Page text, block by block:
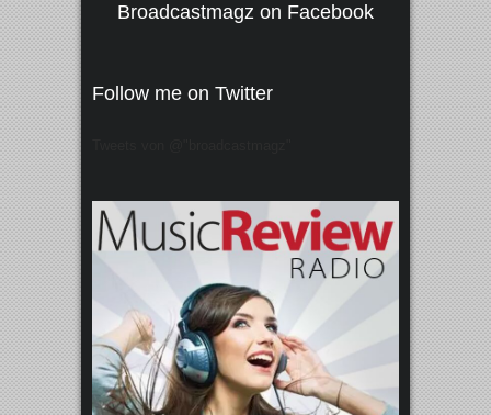
Broadcastmagz on Facebook
Follow me on Twitter